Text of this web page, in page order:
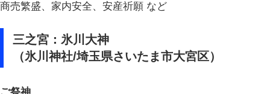
商売繁盛、家内安全、安産祈願 など
三之宮：氷川大神
（氷川神社/埼玉県さいたま市大宮区）